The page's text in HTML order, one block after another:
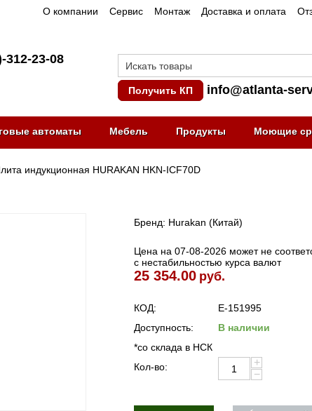
О компании Сервис Монтаж Доставка и оплата
312-23-08
Получить КП
info@atlanta-
автоматы Мебель Продукты Моющие
индукционная HURAKAN HKN-ICF70D
Бренд: Hurakan (Китай)
Цена на 07-08-2026 может не
с нестабильностью курса валют
25 354.00 руб.
КОД:
E-151995
Доступность:
В наличии
*со склада в НСК
Кол-во:
+
−